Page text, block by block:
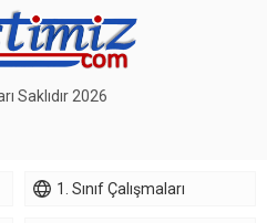
Saklıdır 2026
1. Sınıf Çalışmaları